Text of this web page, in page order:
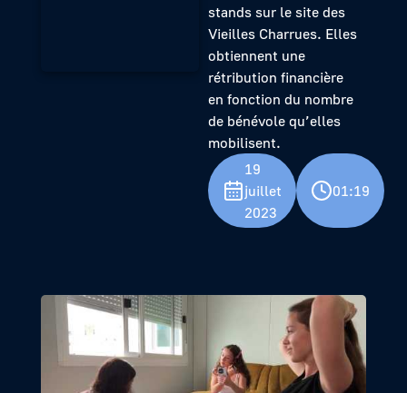
stands sur le site des
Vieilles Charrues. Elles
obtiennent une
rétribution financière
en fonction du nombre
de bénévole qu’elles
mobilisent.
19
juillet
2023
01:19